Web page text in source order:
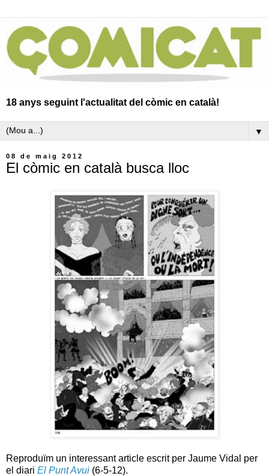
18 anys seguint l'actualitat del còmic en català!
▼
08 de maig 2012
El còmic en català busca lloc
Reproduïm un interessant article escrit per Jaume Vidal per
el diari El Punt Avui (6-5-12).